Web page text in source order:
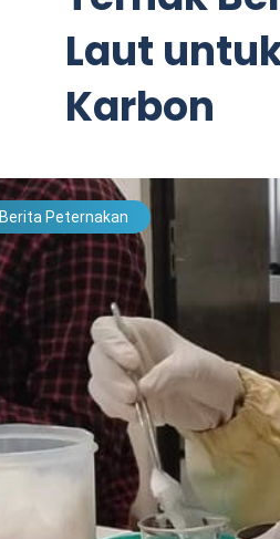
Laut
Karbon
Berita Peternakan